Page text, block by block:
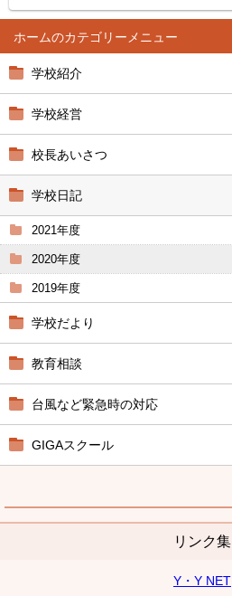
ホーム
学校紹介
学校経営
校長あいさつ
学校日記
2021年度
2020年度
2019年度
学校だより
教育相談
台風など緊急時の対応
GIGAスクール
リンク集
Y・Y NET